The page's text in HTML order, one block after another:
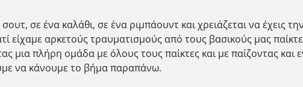
σε ένα καλάθι, σε ένα ριμπάουντ και χρειάζεται να έχεις
είχαμε αρκετούς τραυματισμούς από τους βασικούς μας
μια πλήρη ομάδα με όλους τους παίκτες και με παίζοντας και
να κάνουμε το βήμα παραπάνω.